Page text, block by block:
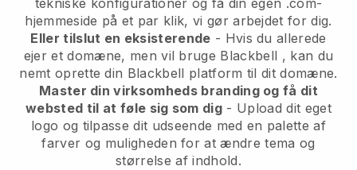
tekniske konfigurationer og få din egen .com-
hjemmeside på et par klik, vi gør arbejdet for dig.
Eller tilslut en eksisterende - Hvis du allerede
ejer et domæne, men vil bruge Blackbell , kan du
nemt oprette din Blackbell platform til dit domæne.
Master din virksomheds branding og få dit
websted til at føle sig som dig - Upload dit eget
logo og tilpasse dit udseende med en palette af
farver og muligheden for at ændre tema og
størrelse af indhold.